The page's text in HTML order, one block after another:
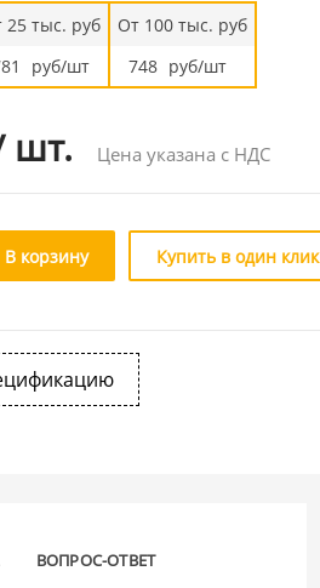
25 тыс. руб
руб/шт
От 100 тыс. руб
748 руб/шт
шт. Цена указана с НДС
В корзину Купить в один клик
ВОПРОС-ОТВЕТ